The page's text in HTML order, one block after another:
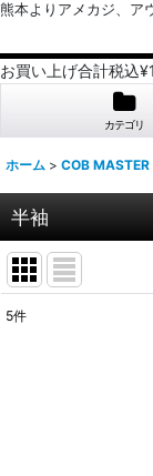
熊本よりアメカジ、ア
お買い上げ合計税込
カテゴリ
ホーム > COB MASTER
半袖
5件